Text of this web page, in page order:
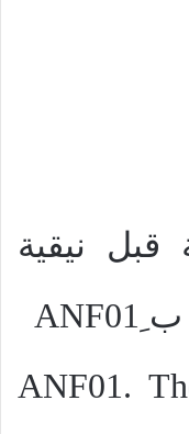
قبل نيقية
ب
ANF01
ANF01.